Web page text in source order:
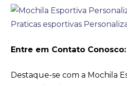
Entre em Contato Conosco:
Destaque-se com a Mochila